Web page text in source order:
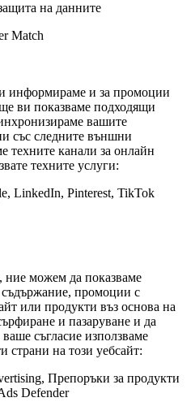
на данните
Match
информираме и за промоции
ви показваме подходящи
вашите
със следните външни
техните канали за онлайн
техните услуги:
LinkedIn, Pinterest, TikTok
ние можем да показваме
промоции с
или продукти въз основа на
и пазаруване и да
съгласие използваме
страни на този уебсайт:
Препоръки за продукти
Defender